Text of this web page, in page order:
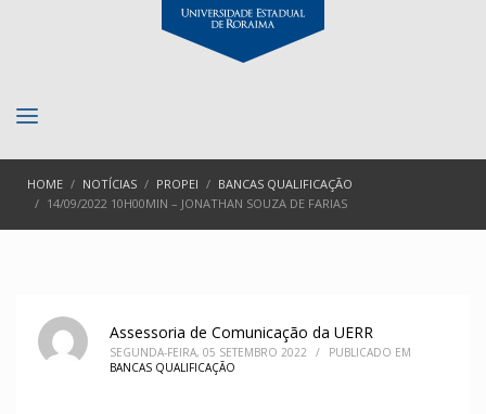
HOME NOTÍCIAS PROPEI
BANCAS QUALIFICAÇÃO
14/09/2022 10H00MIN – JONATHAN SOUZA DE FARIAS
Assessoria de Comunicação da UERR
SEGUNDA-FEIRA, 05 SETEMBRO 2022 /
PUBLICADO EM
BANCAS QUALIFICAÇÃO